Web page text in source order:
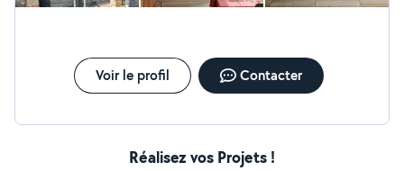
Voir le profil Contacter
Réalisez vos Projets !